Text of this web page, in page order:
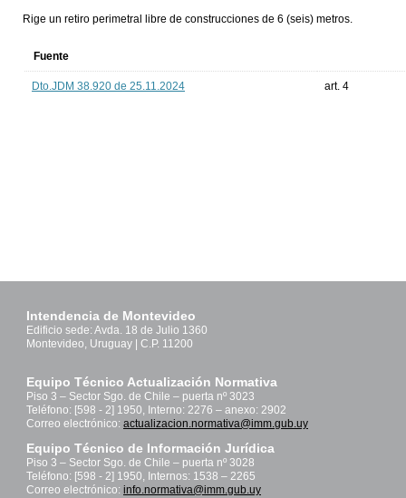
Rige un retiro perimetral libre de construcciones de 6 (seis) metros.
Fuente
Dto.JDM 38.920 de 25.11.2024 art. 4
Intendencia de Montevideo
Edificio sede: Avda. 18 de Julio 1360
Montevideo, Uruguay | C.P. 11200
Equipo Técnico Actualización Normativa
Piso 3 – Sector Sgo. de Chile – puerta nº 3023
Teléfono: [598 - 2] 1950, Interno: 2276 – anexo: 2902
Correo electrónico: actualizacion.normativa@imm.gub.uy
Equipo Técnico de Información Jurídica
Piso 3 – Sector Sgo. de Chile – puerta nº 3028
Teléfono: [598 - 2] 1950, Internos: 1538 – 2265
Correo electrónico: info.normativa@imm.gub.uy